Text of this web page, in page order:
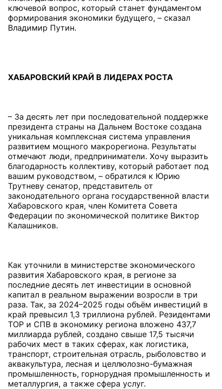
ключевой вопрос, который станет фундаментом
формирования экономики будущего, – сказал
Владимир Путин.
ХАБАРОВСКИЙ КРАЙ В ЛИДЕРАХ РОСТА
– За десять лет при последовательной поддержке
президента страны на Дальнем Востоке создана
уникальная комплексная система управления
развитием мощного макрорегиона. Результаты
отмечают люди, предприниматели. Хочу выразить
благодарность коллективу, который работает под
вашим руководством, – обратился к Юрию
Трутневу сенатор, представитель от
законодательного органа государственной власти
Хабаровского края, член Комитета Совета
Федерации по экономической политике Виктор
Калашников.
Как уточнили в министерстве экономического
развития Хабаровского края, в регионе за
последние десять лет инвестиции в основной
капитал в реальном выражении возросли в три
раза. Так, за 2024–2025 годы объём инвестиций в
край превысил 1,3 триллиона рублей. Резидентами
ТОР и СПВ в экономику региона вложено 437,7
миллиарда рублей, создано свыше 17,5 тысячи
рабочих мест в таких сферах, как логистика,
транспорт, строительная отрасль, рыболовство и
аквакультура, лесная и целлюлозно-бумажная
промышленность, горнорудная промышленность и
металлургия, а также сфера услуг.